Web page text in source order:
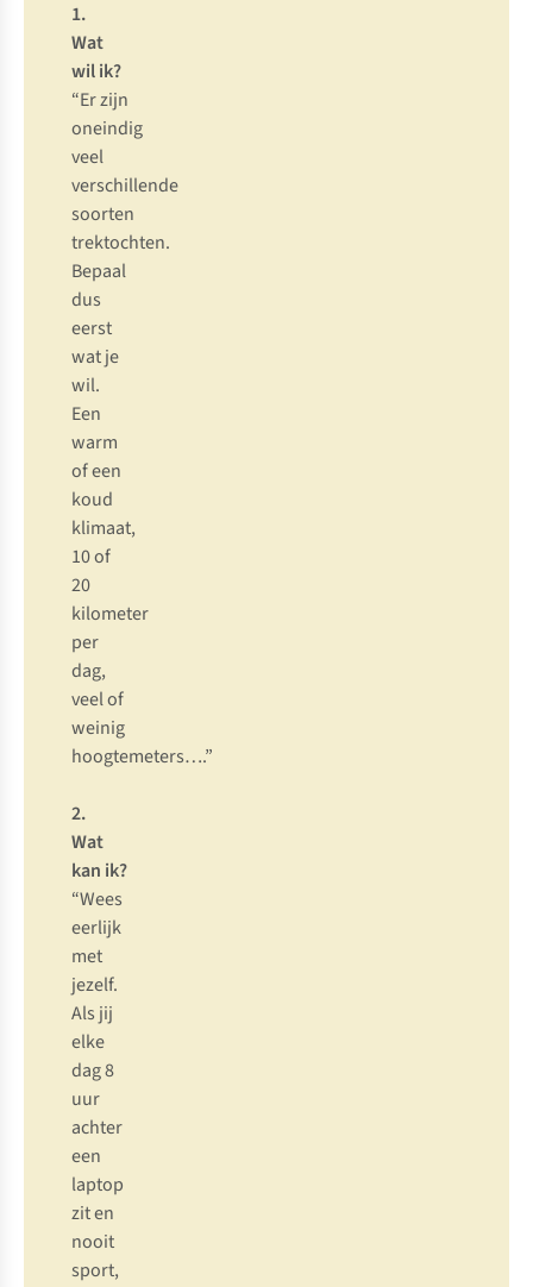
1.
Wat
wilik?
“Erzijn
oneindig
veel
verschillende
soorten
trektochten.
Bepaal
dus
eerst
watje
wil.
Een
warm
ofeen
koud
klimaat,
10 of
20
kilometer
per
dag,
veelof
weinig
hoogtemeters….”
2.
Wat
kan ik?
“Wees
eerlijk
met
jezelf.
Als jij
elke
dag8
uur
achter
een
laptop
ziten
nooit
sport,